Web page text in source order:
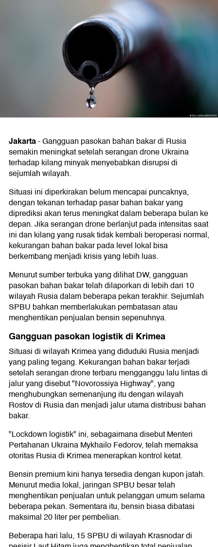
Jakarta-Gangguan pasokan bahan bakar di Rusia
semakin meningkat setelah serangan drone Ukraina
terhadap kilang minyak menyebabkan disrupsi di
sejumlah wilayah.
Situasi ini diperkirakan belum mencapai puncaknya,
dengan tekanan terhadap pasar bahan bakar yang
diprediksi akan terus meningkat dalam beberapa bulan ke
depan. Jika serangan drone berlanjut pada intensitas saat
ini dan kilang yang rusak tidak kembali beroperasi normal,
kekurangan bahan bakar pada level lokal bisa
berkembang menjadi krisis yang lebih luas.
Menurut sumber terbuka yang dilihat DW, gangguan
pasokan bahan bakar telah dilaporkan di lebih dari 10
wilayah Rusia dalam beberapa pekan terakhir. Sejumlah
SPBU bahkan memberlakukan pembatasan atau
menghentikan penjualan bensin sepenuhnya.
Gangguan pasokan logistik di Krimea
Situasi di wilayah Krimea yang diduduki Rusia menjadi
yang paling tegang. Kekurangan bahan bakar terjadi
setelah serangan drone terbaru mengganggu lalu lintas di
jalur yang disebut "Novorossiya Highway", yang
menghubungkan semenanjung itu dengan wilayah
Rostov di Rusia dan menjadi jalur utama distribusi bahan
bakar.
"Lockdown logistik" ini, sebagaimana disebut Menteri
Pertahanan Ukraina Mykhailo Fedorov, telah memaksa
otoritas Rusia di Krimea menerapkan kontrol ketat.
Bensin premium kini hanya tersedia dengan kupon jatah.
Menurut media lokal, jaringan SPBU besar telah
menghentikan penjualan untuk pelanggan umum selama
beberapa pekan. Sementara itu, bensin biasa dibatasi
maksimal 20 liter per pembelian.
Beberapa hari lalu, 15 SPBU di wilayah Krasnodar di